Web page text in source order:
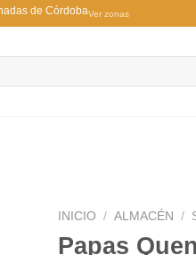
de CórdobaVer zonas
INICIO / ALMACÉN /
Papas